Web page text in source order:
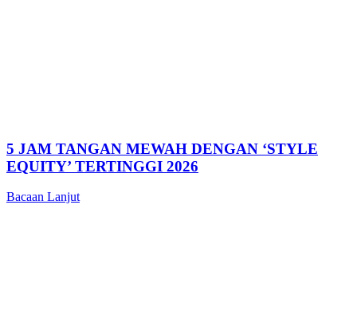
5 JAM TANGAN MEWAH DENGAN ‘STYLE
EQUITY’ TERTINGGI 2026
Bacaan Lanjut